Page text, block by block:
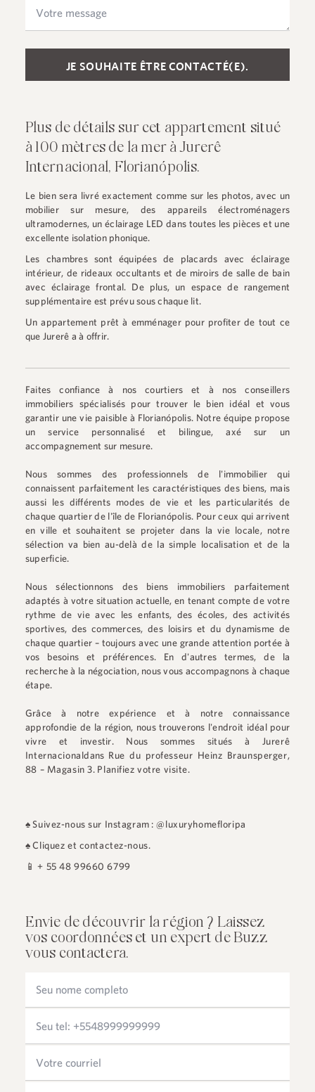
Please leave this field empty.
Plus de détails sur cet appartement situé
à 100 mètres de la mer à Jurerê
Internacional, Florianópolis.
Le bien sera livré exactement comme sur les photos, avec un
mobilier sur mesure, des appareils électroménagers
ultramodernes, un éclairage LED dans toutes les pièces et une
excellente isolation phonique.
Les chambres sont équipées de placards avec éclairage
intérieur, de rideaux occultants et de miroirs de salle de bain
avec éclairage frontal. De plus, un espace de rangement
supplémentaire est prévu sous chaque lit.
Un appartement prêt à emménager pour profiter de tout ce
que Jurerê a à offrir.
Faites confiance à nos courtiers et à nos conseillers
immobiliers spécialisés pour trouver le bien idéal et vous
garantir une vie paisible à Florianópolis. Notre équipe propose
un service personnalisé et bilingue, axé sur un
accompagnement sur mesure.
Nous sommes des professionnels de l'immobilier qui
connaissent parfaitement les caractéristiques des biens, mais
aussi les différents modes de vie et les particularités de
chaque quartier de l'île de Florianópolis. Pour ceux qui arrivent
en ville et souhaitent se projeter dans la vie locale, notre
sélection va bien au-delà de la simple localisation et de la
superficie.
Nous sélectionnons des biens immobiliers parfaitement
adaptés à votre situation actuelle, en tenant compte de votre
rythme de vie avec les enfants, des écoles, des activités
sportives, des commerces, des loisirs et du dynamisme de
chaque quartier – toujours avec une grande attention portée à
vos besoins et préférences. En d'autres termes, de la
recherche à la négociation, nous vous accompagnons à chaque
étape.
Grâce à notre expérience et à notre connaissance
approfondie de la région, nous trouverons l'endroit idéal pour
vivre et investir. Nous sommes situés à Jurerê
Internacionaldans Rue du professeur Heinz Braunsperger,
88 – Magasin 3. Planifiez votre visite.
♠ Suivez-nous sur Instagram : @luxuryhomefloripa
♠Cliquez et contactez-nous.
📱+ 55 48 99660 6799
Envie de découvrir la région ? Laissez
vos coordonnées et un expert de Buzz
vous contactera.